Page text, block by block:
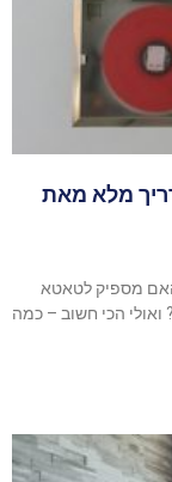
מלא מאת
מספיק לטאטא
ואולי הכי חשוב – כמה